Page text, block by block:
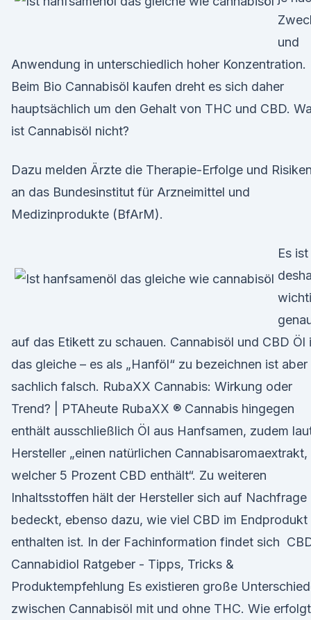
und
Anwendung in unterschiedlich hoher Konzentration.
Beim Bio Cannabisöl kaufen dreht es sich daher
hauptsächlich um den Gehalt von THC und CBD.
ist Cannabisöl nicht?
Dazu melden Ärzte die Therapie-Erfolge und Risiken
an das Bundesinstitut für Arzneimittel und
Medizinprodukte (BfArM).
Es ist
auf das Etikett zu schauen. Cannabisöl und CBD Öl
das gleiche – es als „Hanföl“ zu bezeichnen ist aber
sachlich falsch. RubaXX Cannabis: Wirkung oder
Trend? | PTAheute RubaXX ® Cannabis hingegen
enthält ausschließlich Öl aus Hanfsamen, zudem
Hersteller „einen natürlichen Cannabisaromaextrakt,
welcher 5 Prozent CBD enthält“. Zu weiteren
Inhaltsstoffen hält der Hersteller sich auf Nachfrage
bedeckt, ebenso dazu, wie viel CBD im Endprodukt
enthalten ist. In der Fachinformation findet sich
Cannabidiol Ratgeber - Tipps, Tricks &
Produktempfehlung Es existieren große
zwischen Cannabisöl mit und ohne THC. Wie erfolgt